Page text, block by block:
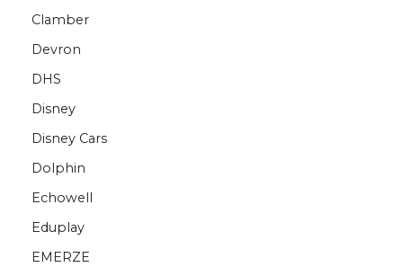
Clamber
Devron
DHS
Disney
Disney Cars
Dolphin
Echowell
Eduplay
EMERZE